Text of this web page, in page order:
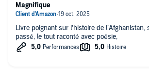
Livre poignant sur l’histoire de
passé, le tout raconté avec poésie,
Magnifique